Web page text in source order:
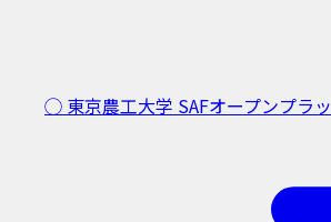
◯ 東京農工大学 SAFオープンプラ